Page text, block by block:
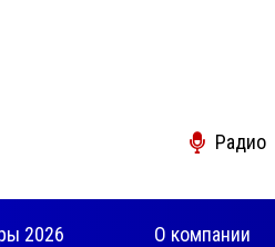
Радио
2026 О компании